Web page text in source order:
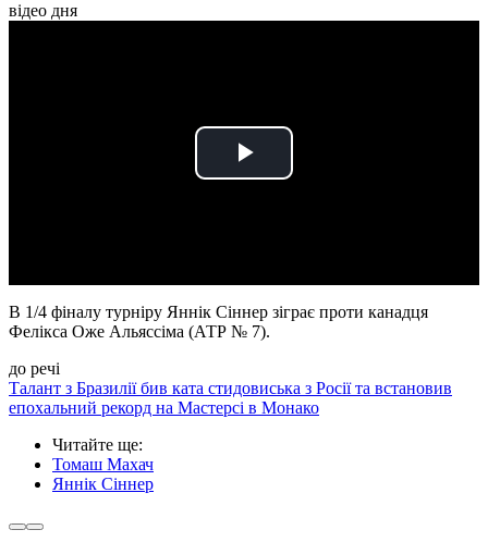
відео дня
Play
В 1/4 фіналу турніру Яннік Сіннер зіграє проти канадця
Фелікса Оже Альяссіма (АТР № 7).
до речі
Талант з Бразилії бив ката стидовиська з Росії та встановив
епохальний рекорд на Мастерсі в Монако
Читайте ще:
Томаш Махач
Яннік Сіннер